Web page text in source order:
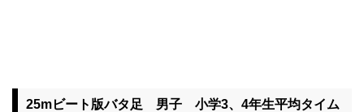
25mビート版バタ足 男子 小学3、4年生平均タイム